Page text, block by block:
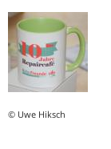
© Uwe Hiksch